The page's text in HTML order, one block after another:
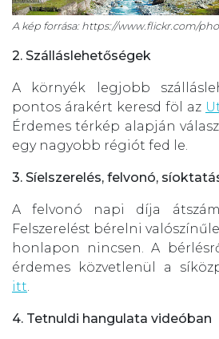
A kép forrása: https://www.flickr.com/
2. Szálláslehetőségek
A környék legjobb
pontos árakért keresd föl az
Érdemes térkép alapján
egy nagyobb régiót fed le.
3. Síelszerelés, felvonó,
A felvonó napi díja
Felszerelést bérelni
honlapon nincsen. A
érdemes közvetlenül a
itt
4. Tetnuldi hangulata videóban